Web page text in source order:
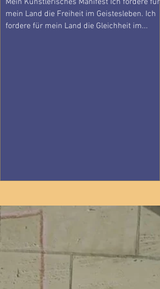
Mein Künstlerisches Manifest Ich fordere für
mein Land die Freiheit im Geistesleben. Ich
fordere für mein Land die Gleichheit im...